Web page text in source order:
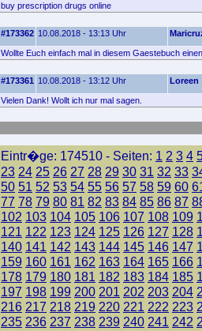
buy prescription drugs online
#173362 10.08.2018 - 13:13 Uhr
Wollte Euch einfach mal in diesem Gaestebuch
#173361 10.08.2018 - 13:12 Uhr Loreen
Vielen Dank! Wollt ich nur mal sagen.
Eintr�ge: 174510 - Seiten: 1 2 3 4
23 24 25 26 27 28 29 30 31 32 33
50 51 52 53 54 55 56 57 58 59 60
77 78 79 80 81 82 83 84 85 86 87
102 103 104 105 106 107 108 109
121 122 123 124 125 126 127 128
140 141 142 143 144 145 146 147
159 160 161 162 163 164 165 166
178 179 180 181 182 183 184 185
197 198 199 200 201 202 203 204
216 217 218 219 220 221 222 223
235 236 237 238 239 240 241 242